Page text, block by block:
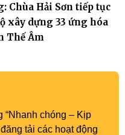
Chùa Hải Sơn tiếp tục
xây dựng 33 ứng hóa
Thế Âm
chóng – Kịp
tải các hoạt động